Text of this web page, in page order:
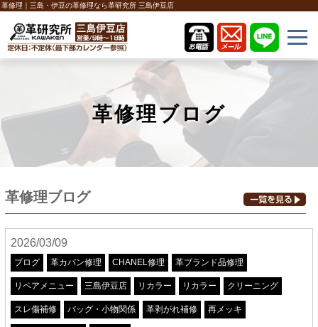
革修理｜三島・伊豆の革修理なら革研究所 三島伊豆店
革修理ブログ
革修理ブログ
2026/03/09
ブログ 革カバン修理 CHANEL修理 革ブランド品修理
リペアメニュー 三島伊豆店 リカラー リカラー クリーニング
スレ傷補修 バッグ・小物関係 革剥がれ補修 再メッキ